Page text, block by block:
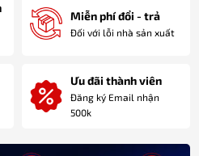
Miễn phí đổi - trả
Đối với lỗi nhà sản xuất
Ưu đãi thành viên
Đăng ký Email nhận
500k